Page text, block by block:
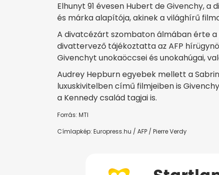
Elhunyt 91 évesen Hubert de Givenchy,
és márka alapítója, akinek a világhírű
A divatcézárt szombaton álmában érte a
divattervező tájékoztatta az AFP
Givenchyt unokaöccsei és unokahúgai,
Audrey Hepburn egyebek mellett a
luxuskivitelben című filmjeiben is
a Kennedy család tagjai is.
Forrás: MTI
Címlapkép: Europress.hu / AFP / Pierre Verdy